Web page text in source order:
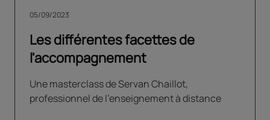
Les différentes facettes de
l'accompagnement
05/09/2023
Une masterclass de Servan Chaillot,
professionnel de l'enseignement à distance